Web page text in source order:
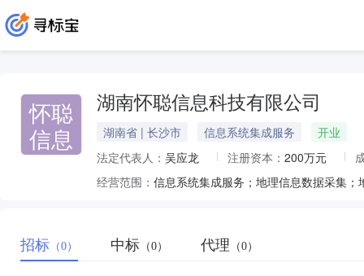
怀聪
信息
湖南怀聪信息科技有限公司
湖南省 | 长沙市 信息系统集成服务
开业
法定代表人： 吴应龙 注册资本： 200万元
经营范围：
招标 （0） 中标 （0） 代理 （0）